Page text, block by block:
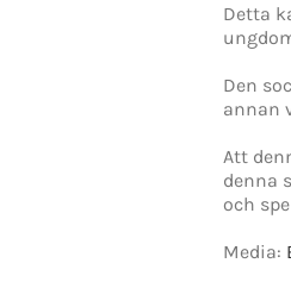
Detta
Den
annan
Att
denna
och
Media: